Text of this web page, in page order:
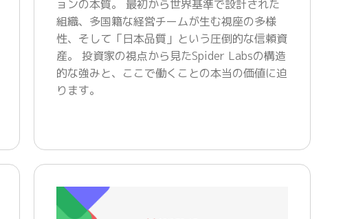
ョンの本質。 最初から世界基準で設計された
組織、多国籍な経営チームが生む視座の多様
性、そして「日本品質」という圧倒的な信頼資
産。 投資家の視点から見たSpider Labsの構造
的な強みと、ここで働くことの本当の価値に迫
ります。